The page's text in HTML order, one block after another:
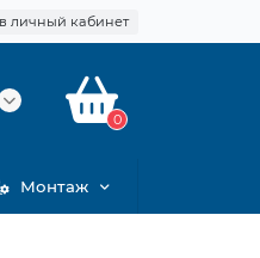
личный кабинет
0
Монтаж